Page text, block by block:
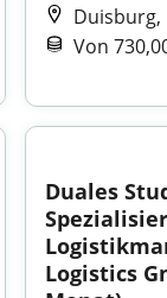
Duisburg,
Von
Duales
Logistics